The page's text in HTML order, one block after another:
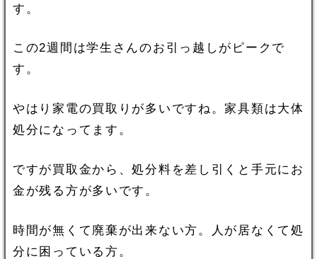
す。
この2週間は学生さんのお引っ越しがピークで
す。
やはり家電の買取りが多いですね。家具類は大体
処分になってます。
ですが買取金から、処分料を差し引くと手元にお
金が残る方が多いです。
時間が無くて廃棄が出来ない方。人が居なくて処
分に困っている方。